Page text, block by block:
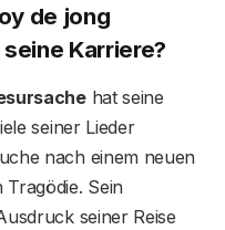
de jong
Karriere?
hat seine
seiner Lieder
nach einem neuen
Sein
seiner Reise